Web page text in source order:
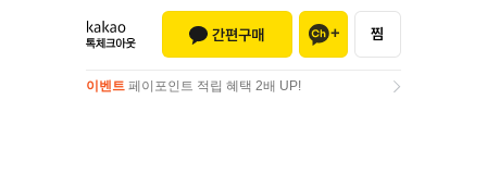
이벤트 페이포인트 적립 혜택 2배 UP!